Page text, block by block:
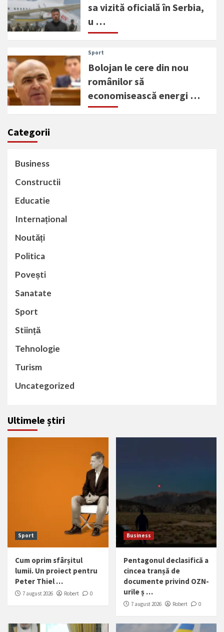
sa vizită oficială în Serbia,
u …
Sport
Bolojan le cere din nou
românilor să
economisească energi …
Categorii
Business
Constructii
Educatie
Internațional
Noutăți
Politica
Povești
Sanatate
Sport
Stiință
Tehnologie
Turism
Uncategorized
Ultimele știri
Sport
Cum oprim sfârșitul
lumii. Un proiect pentru
Peter Thiel …
7 august 2026 Robert 0
Business
Pentagonul declasifică a
cincea tranșă de
documente privind OZN-
urile ș …
7 august 2026 Robert 0